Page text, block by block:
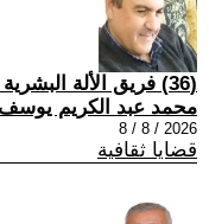
(36) فريق الألة البشرية - الحلقة السابعة والأخيرة
محمد عبد الكريم يوسف
2026 / 8 / 8
قضايا ثقافية